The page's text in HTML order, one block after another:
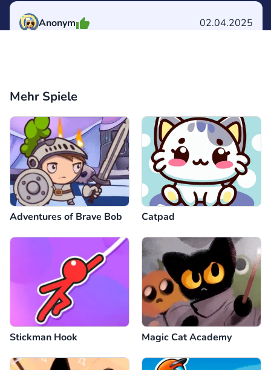
Anonym
02.04.2025
Abbrechen Kommentar
Mehr Spiele
Adventures of Brave Bob Catpad
Stickman Hook Magic Cat Academy